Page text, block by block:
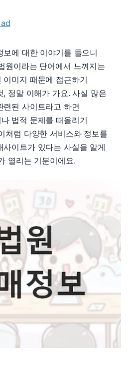
보에 대한 이야기를 들으니
원이라는 단어에서 느껴지는
이미지 때문에 접근하기
, 정말 이해가 가요. 사실 많은
련된 사이트라고 하면
법적 문제를 떠올리기
처럼 다양한 서비스와 정보를
사이트가 있다는 사실을 알게
열리는 기분이에요.